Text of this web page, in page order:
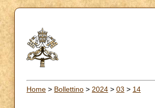
Home > Bollettino > 2024 > 03 > 14